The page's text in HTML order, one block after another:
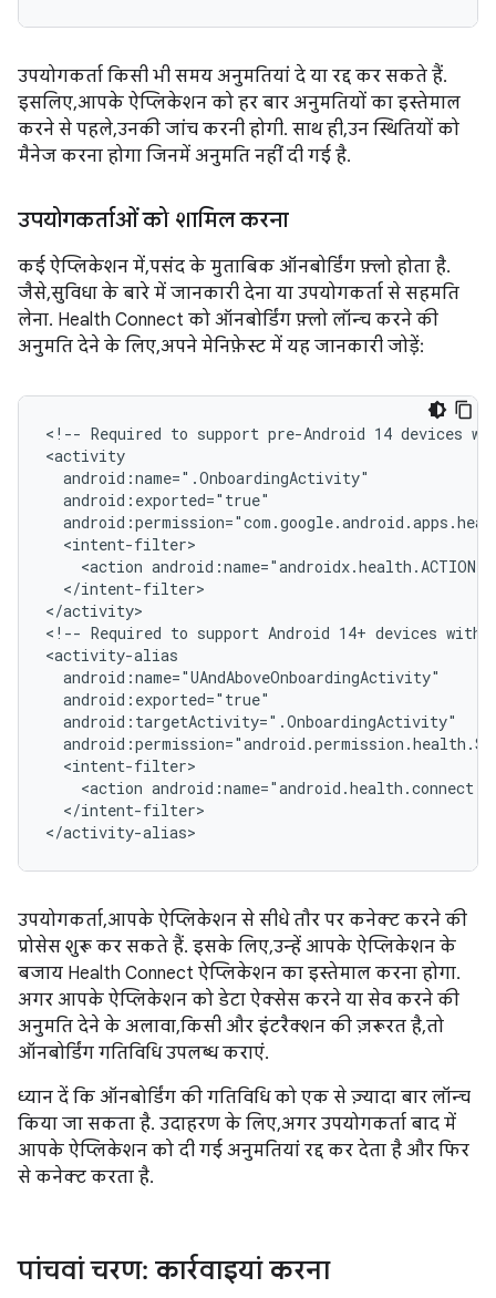
उपयोगकर्ता किसी भी समय अनुमतियां दे या रद्द कर सकते हैं.
इसलिए, आपके ऐप्लिकेशन को हर बार अनुमतियों का इस्तेमाल
करने से पहले, उनकी जांच करनी होगी. साथ ही, उन स्थितियों को
मैनेज करना होगा जिनमें अनुमति नहीं दी गई है.
उपयोगकर्ताओं को शामिल करना
कई ऐप्लिकेशन में, पसंद के मुताबिक ऑनबोर्डिंग फ़्लो होता है.
जैसे, सुविधा के बारे में जानकारी देना या उपयोगकर्ता से सहमति
लेना. Health Connect को ऑनबोर्डिंग फ़्लो लॉन्च करने की
अनुमति देने के लिए, अपने मेनिफ़ेस्ट में यह जानकारी जोड़ें:
<!-- Required to support pre-Android 14 devices
<action
</intent-filter>
</activity>
<!-- Required to support Android 14+ devices with
<action
</intent-filter>
उपयोगकर्ता, आपके ऐप्लिकेशन से सीधे तौर पर कनेक्ट करने की
प्रोसेस शुरू कर सकते हैं. इसके लिए, उन्हें आपके ऐप्लिकेशन के
बजाय Health Connect ऐप्लिकेशन का इस्तेमाल करना होगा.
अगर आपके ऐप्लिकेशन को डेटा ऐक्सेस करने या सेव करने की
अनुमति देने के अलावा, किसी और इंटरैक्शन की ज़रूरत है, तो
ऑनबोर्डिंग गतिविधि उपलब्ध कराएं.
ध्यान दें कि ऑनबोर्डिंग की गतिविधि को एक से ज़्यादा बार लॉन्च
किया जा सकता है. उदाहरण के लिए, अगर उपयोगकर्ता बाद में
आपके ऐप्लिकेशन को दी गई अनुमतियां रद्द कर देता है और फिर
से कनेक्ट करता है.
पांचवां चरण: कार्रवाइयां करना